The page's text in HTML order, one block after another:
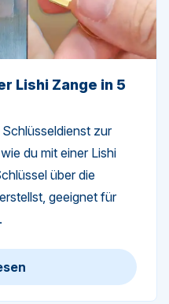
Lishi Zange in 5
zur
du mit einer Lishi
über die
geeignet für